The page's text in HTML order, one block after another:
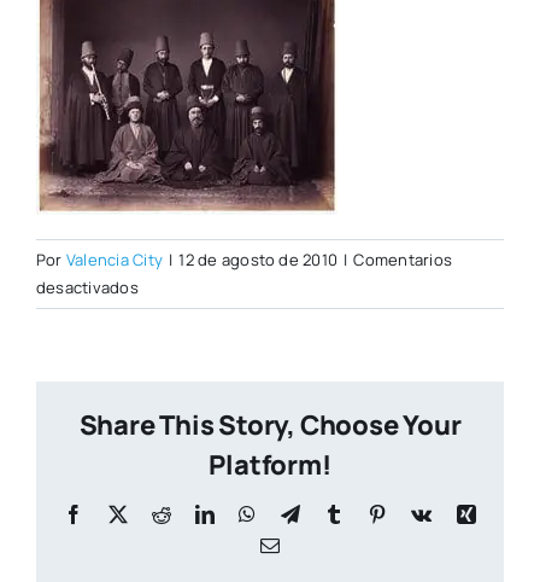
Por Valencia City | 12 de agosto de 2010 | Comentarios
desactivadosen
jardines3.jpg
Share This Story, Choose Your
Platform!
Facebook
X RedditLinkedInWhatsApp
TelegramTumblr Pinterest
Vk
Xing
Correo